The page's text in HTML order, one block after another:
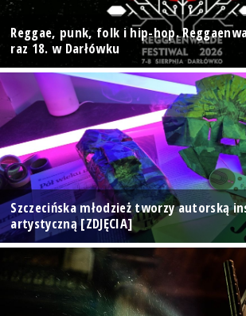
Reggae, punk, folk i hip-hop.
raz 18. w Darłówku
Szczecińska młodzież tworzy autorską
artystyczną [ZDJĘCIA]